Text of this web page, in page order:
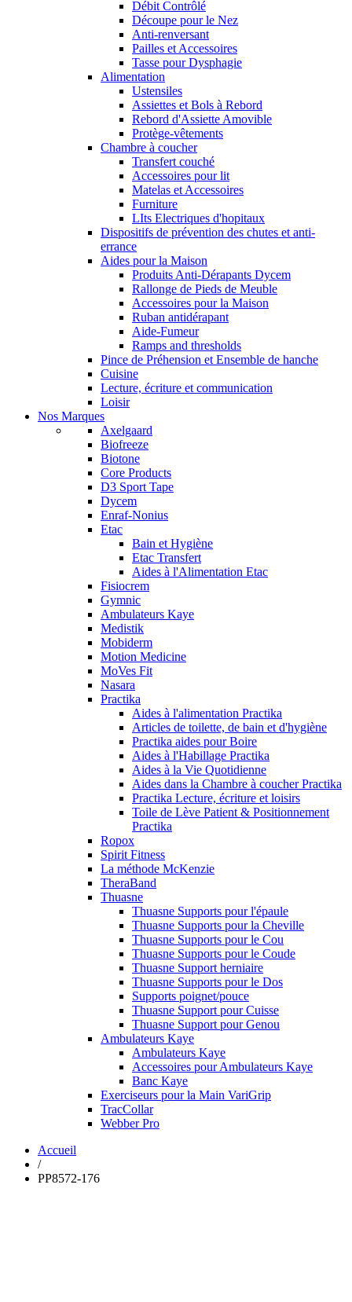
Débit Contrôlé
Découpe pour le Nez
Anti-renversant
Pailles et Accessoires
Tasse pour Dysphagie
Alimentation
Ustensiles
Assiettes et Bols à Rebord
Rebord d'Assiette Amovible
Protège-vêtements
Chambre à coucher
Transfert couché
Accessoires pour lit
Matelas et Accessoires
Furniture
LIts Electriques d'hopitaux
Dispositifs de prévention des chutes et anti-
errance
Aides pour la Maison
Produits Anti-Dérapants Dycem
Rallonge de Pieds de Meuble
Accessoires pour la Maison
Ruban antidérapant
Aide-Fumeur
Ramps and thresholds
Pince de Préhension et Ensemble de hanche
Cuisine
Lecture, écriture et communication
Loisir
Nos Marques
Axelgaard
Biofreeze
Biotone
Core Products
D3 Sport Tape
Dycem
Enraf-Nonius
Etac
Bain et Hygiène
Etac Transfert
Aides à l'Alimentation Etac
Fisiocrem
Gymnic
Ambulateurs Kaye
Medistik
Mobiderm
Motion Medicine
MoVes Fit
Nasara
Practika
Aides à l'alimentation Practika
Articles de toilette, de bain et d'hygiène
Practika aides pour Boire
Aides à l'Habillage Practika
Aides à la Vie Quotidienne
Aides dans la Chambre à coucher Practika
Practika Lecture, écriture et loisirs
Toile de Lève Patient & Positionnement
Practika
Ropox
Spirit Fitness
La méthode McKenzie
TheraBand
Thuasne
Thuasne Supports pour l'épaule
Thuasne Supports pour la Cheville
Thuasne Supports pour le Cou
Thuasne Supports pour le Coude
Thuasne Support herniaire
Thuasne Supports pour le Dos
Supports poignet/pouce
Thuasne Support pour Cuisse
Thuasne Support pour Genou
Ambulateurs Kaye
Ambulateurs Kaye
Accessoires pour Ambulateurs Kaye
Banc Kaye
Exerciseurs pour la Main VariGrip
TracCollar
Webber Pro
Accueil
/
PP8572-176